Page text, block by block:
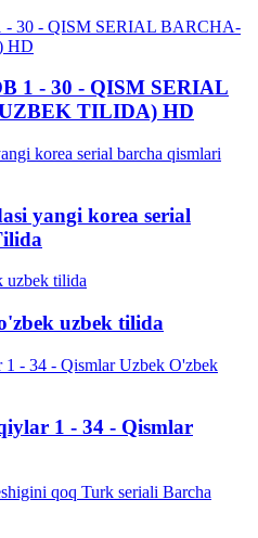
1 - 30 - QISM SERIAL
TILIDA) HD
yangi korea serial
uzbek tilida
1 - 34 - Qismlar